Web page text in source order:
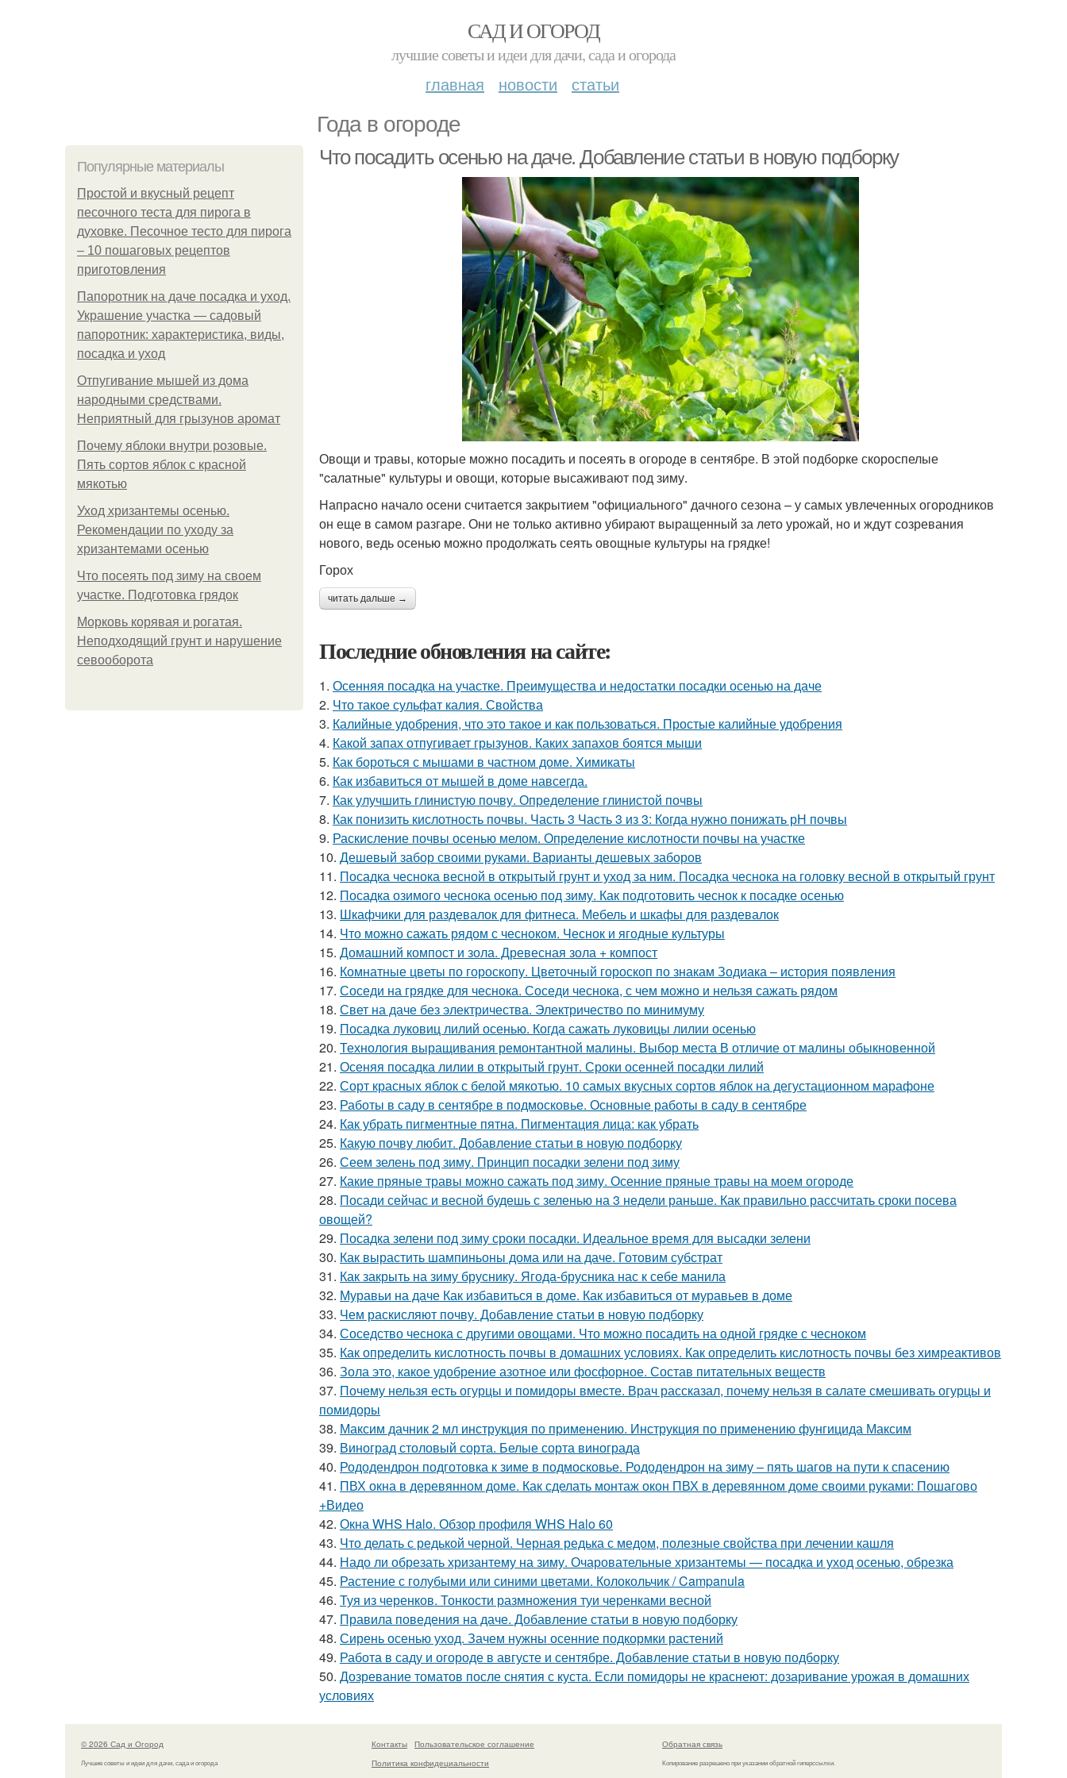
САД И ОГОРОД
лучшие советы и идеи для дачи, сада и огорода
главная новости статьи
Года в огороде
Популярные материалы
Простой и вкусный рецепт
песочного теста для пирога в
духовке. Песочное тесто для пирога
– 10 пошаговых рецептов
приготовления
Папоротник на даче посадка и уход.
Украшение участка — садовый
папоротник: характеристика, виды,
посадка и уход
Отпугивание мышей из дома
народными средствами.
Неприятный для грызунов аромат
Почему яблоки внутри розовые.
Пять сортов яблок с красной
мякотью
Уход хризантемы осенью.
Рекомендации по уходу за
хризантемами осенью
Что посеять под зиму на своем
участке. Подготовка грядок
Морковь корявая и рогатая.
Неподходящий грунт и нарушение
севооборота
Что посадить осенью на даче. Добавление статьи в новую подборку
Овощи и травы, которые можно посадить и посеять в огороде в сентябре. В этой подборке скороспелые
"cалатные" культуры и овощи, которые высаживают под зиму.
Напрасно начало осени считается закрытием "официального" дачного сезона – у самых увлеченных огородников
он еще в самом разгаре. Они не только активно убирают выращенный за лето урожай, но и ждут созревания
нового, ведь осенью можно продолжать сеять овощные культуры на грядке!
Горох
читать дальше →
Последние обновления на сайте:
1. Осенняя посадка на участке. Преимущества и недостатки посадки осенью на даче
2. Что такое сульфат калия. Свойства
3. Калийные удобрения, что это такое и как пользоваться. Простые калийные удобрения
4. Какой запах отпугивает грызунов. Каких запахов боятся мыши
5. Как бороться с мышами в частном доме. Химикаты
6. Как избавиться от мышей в доме навсегда.
7. Как улучшить глинистую почву. Определение глинистой почвы
8. Как понизить кислотность почвы. Часть 3 Часть 3 из 3: Когда нужно понижать рН почвы
9. Раскисление почвы осенью мелом. Определение кислотности почвы на участке
10. Дешевый забор своими руками. Варианты дешевых заборов
11. Посадка чеснока весной в открытый грунт и уход за ним. Посадка чеснока на головку весной в открытый грунт
12. Посадка озимого чеснока осенью под зиму. Как подготовить чеснок к посадке осенью
13. Шкафчики для раздевалок для фитнеса. Мебель и шкафы для раздевалок
14. Что можно сажать рядом с чесноком. Чеснок и ягодные культуры
15. Домашний компост и зола. Древесная зола + компост
16. Комнатные цветы по гороскопу. Цветочный гороскоп по знакам Зодиака – история появления
17. Соседи на грядке для чеснока. Соседи чеснока, с чем можно и нельзя сажать рядом
18. Свет на даче без электричества. Электричество по минимуму
19. Посадка луковиц лилий осенью. Когда сажать луковицы лилии осенью
20. Технология выращивания ремонтантной малины. Выбор места В отличие от малины обыкновенной
21. Осеняя посадка лилии в открытый грунт. Сроки осенней посадки лилий
22. Сорт красных яблок с белой мякотью. 10 самых вкусных сортов яблок на дегустационном марафоне
23. Работы в саду в сентябре в подмосковье. Основные работы в саду в сентябре
24. Как убрать пигментные пятна. Пигментация лица: как убрать
25. Какую почву любит. Добавление статьи в новую подборку
26. Сеем зелень под зиму. Принцип посадки зелени под зиму
27. Какие пряные травы можно сажать под зиму. Осенние пряные травы на моем огороде
28. Посади сейчас и весной будешь с зеленью на 3 недели раньше. Как правильно рассчитать сроки посева
овощей?
29. Посадка зелени под зиму сроки посадки. Идеальное время для высадки зелени
30. Как вырастить шампиньоны дома или на даче. Готовим субстрат
31. Как закрыть на зиму бруснику. Ягода-брусника нас к себе манила
32. Муравьи на даче Как избавиться в доме. Как избавиться от муравьев в доме
33. Чем раскисляют почву. Добавление статьи в новую подборку
34. Соседство чеснока с другими овощами. Что можно посадить на одной грядке с чесноком
35. Как определить кислотность почвы в домашних условиях. Как определить кислотность почвы без химреактивов
36. Зола это, какое удобрение азотное или фосфорное. Состав питательных веществ
37. Почему нельзя есть огурцы и помидоры вместе. Врач рассказал, почему нельзя в салате смешивать огурцы и
помидоры
38. Максим дачник 2 мл инструкция по применению. Инструкция по применению фунгицида Максим
39. Виноград столовый сорта. Белые сорта винограда
40. Рододендрон подготовка к зиме в подмосковье. Рододендрон на зиму – пять шагов на пути к спасению
41. ПВХ окна в деревянном доме. Как сделать монтаж окон ПВХ в деревянном доме своими руками: Пошагово
+Видео
42. Окна WHS Halo. Обзор профиля WHS Halo 60
43. Что делать с редькой черной. Черная редька с медом, полезные свойства при лечении кашля
44. Надо ли обрезать хризантему на зиму. Очаровательные хризантемы — посадка и уход осенью, обрезка
45. Растение с голубыми или синими цветами. Колокольчик / Campanula
46. Туя из черенков. Тонкости размножения туи черенками весной
47. Правила поведения на даче. Добавление статьи в новую подборку
48. Сирень осенью уход. Зачем нужны осенние подкормки растений
49. Работа в саду и огороде в августе и сентябре. Добавление статьи в новую подборку
50. Дозревание томатов после снятия с куста. Если помидоры не краснеют: дозаривание урожая в домашних
условиях
© 2026 Сад и Огород
Лучшие советы и идеи для дачи, сада и огорода
Контакты
Пользовательское соглашение
Политика конфидециальности
Обратная связь
Копирование разрешено при указании обратной гиперссылки.